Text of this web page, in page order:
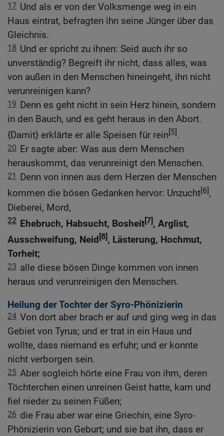
17 Und als er von der Volksmenge weg in ein
Haus eintrat, befragten ihn seine Jünger über das
Gleichnis.
18 Und er spricht zu ihnen: Seid auch ihr so
unverständig? Begreift ihr nicht, dass alles, was
von außen in den Menschen hineingeht, ihn nicht
verunreinigen kann?
19 Denn es geht nicht in sein Herz hinein, sondern
in den Bauch, und es geht heraus in den Abort.
{Damit} erklärte er alle Speisen für rein[5].
20 Er sagte aber: Was aus dem Menschen
herauskommt, das verunreinigt den Menschen.
21
Denn von innen aus dem Herzen der Menschen
kommen die bösen Gedanken hervor: Unzucht[6],
Dieberei, Mord,
22 Ehebruch, Habsucht, Bosheit[7], Arglist,
Ausschweifung, Neid [8], Lästerung, Hochmut,
Torheit;
23 alle diese bösen Dinge kommen von innen
heraus und verunreinigen den Menschen.
Heilung der Tochter der Syro-Phönizierin
24 Von dort aber brach er auf und ging weg in das
Gebiet von Tyrus; und er trat in ein Haus und
wollte, dass niemand es erfuhr; und er konnte
nicht verborgen sein.
25 Aber sogleich hörte eine Frau von ihm, deren
Töchterchen einen unreinen Geist hatte, kam und
fiel nieder zu seinen Füßen;
26 die Frau aber war eine Griechin, eine Syro-
Phönizierin von Geburt; und sie bat ihn, dass er